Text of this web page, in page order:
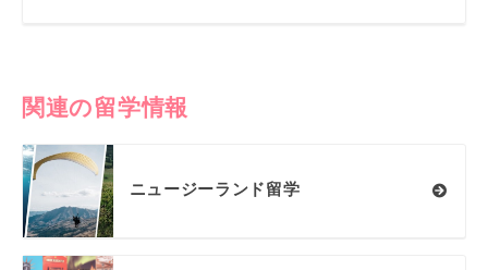
関連の留学情報
ニュージーランド留学